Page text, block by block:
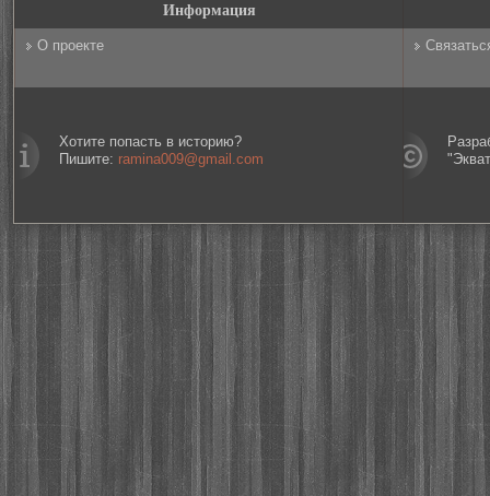
Информация
О проекте
Хотите попасть в историю?
Пишите: ramina009@gmail.com